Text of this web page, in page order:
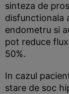
sinteza de
disfunctionala
endometru si
pot reduce
50%.
In cazul
stare de soc